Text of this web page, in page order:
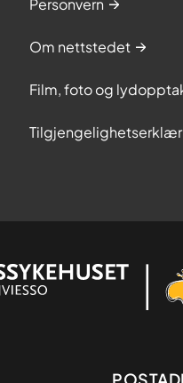
Personvern
Om nettstedet
Film, foto og